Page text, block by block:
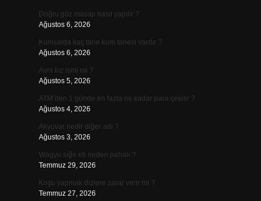
Doğru göz masajı nasıl yapılır ?
Ağustos 6, 2026
Kumsalda kaç tane kum tanesi vardır ?
Ağustos 6, 2026
Avni kız ismi mi ?
Ağustos 5, 2026
ATM’den 1 günde en fazla ne kadar para çekilir ?
Ağustos 4, 2026
Akyuvar nedir diğer adı ?
Ağustos 3, 2026
Wagyu sığır eti neden pahalı ?
Temmuz 29, 2026
Koşu yapmak dizlere zarar verir mi ?
Temmuz 27, 2026